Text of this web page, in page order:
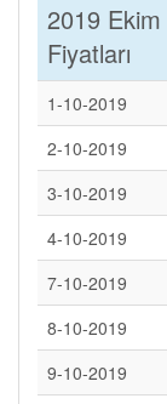
2019 Ekim
Fiyatları
1-10-2019
2-10-2019
3-10-2019
4-10-2019
7-10-2019
8-10-2019
9-10-2019